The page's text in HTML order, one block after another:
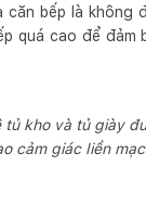
bếp là không
quá cao để đảm
kho và tủ giày
cảm giác liền